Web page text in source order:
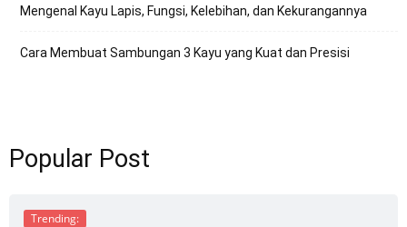
Mengenal Kayu Lapis, Fungsi, Kelebihan, dan Kekurangannya
Cara Membuat Sambungan 3 Kayu yang Kuat dan Presisi
Popular Post
Trending: